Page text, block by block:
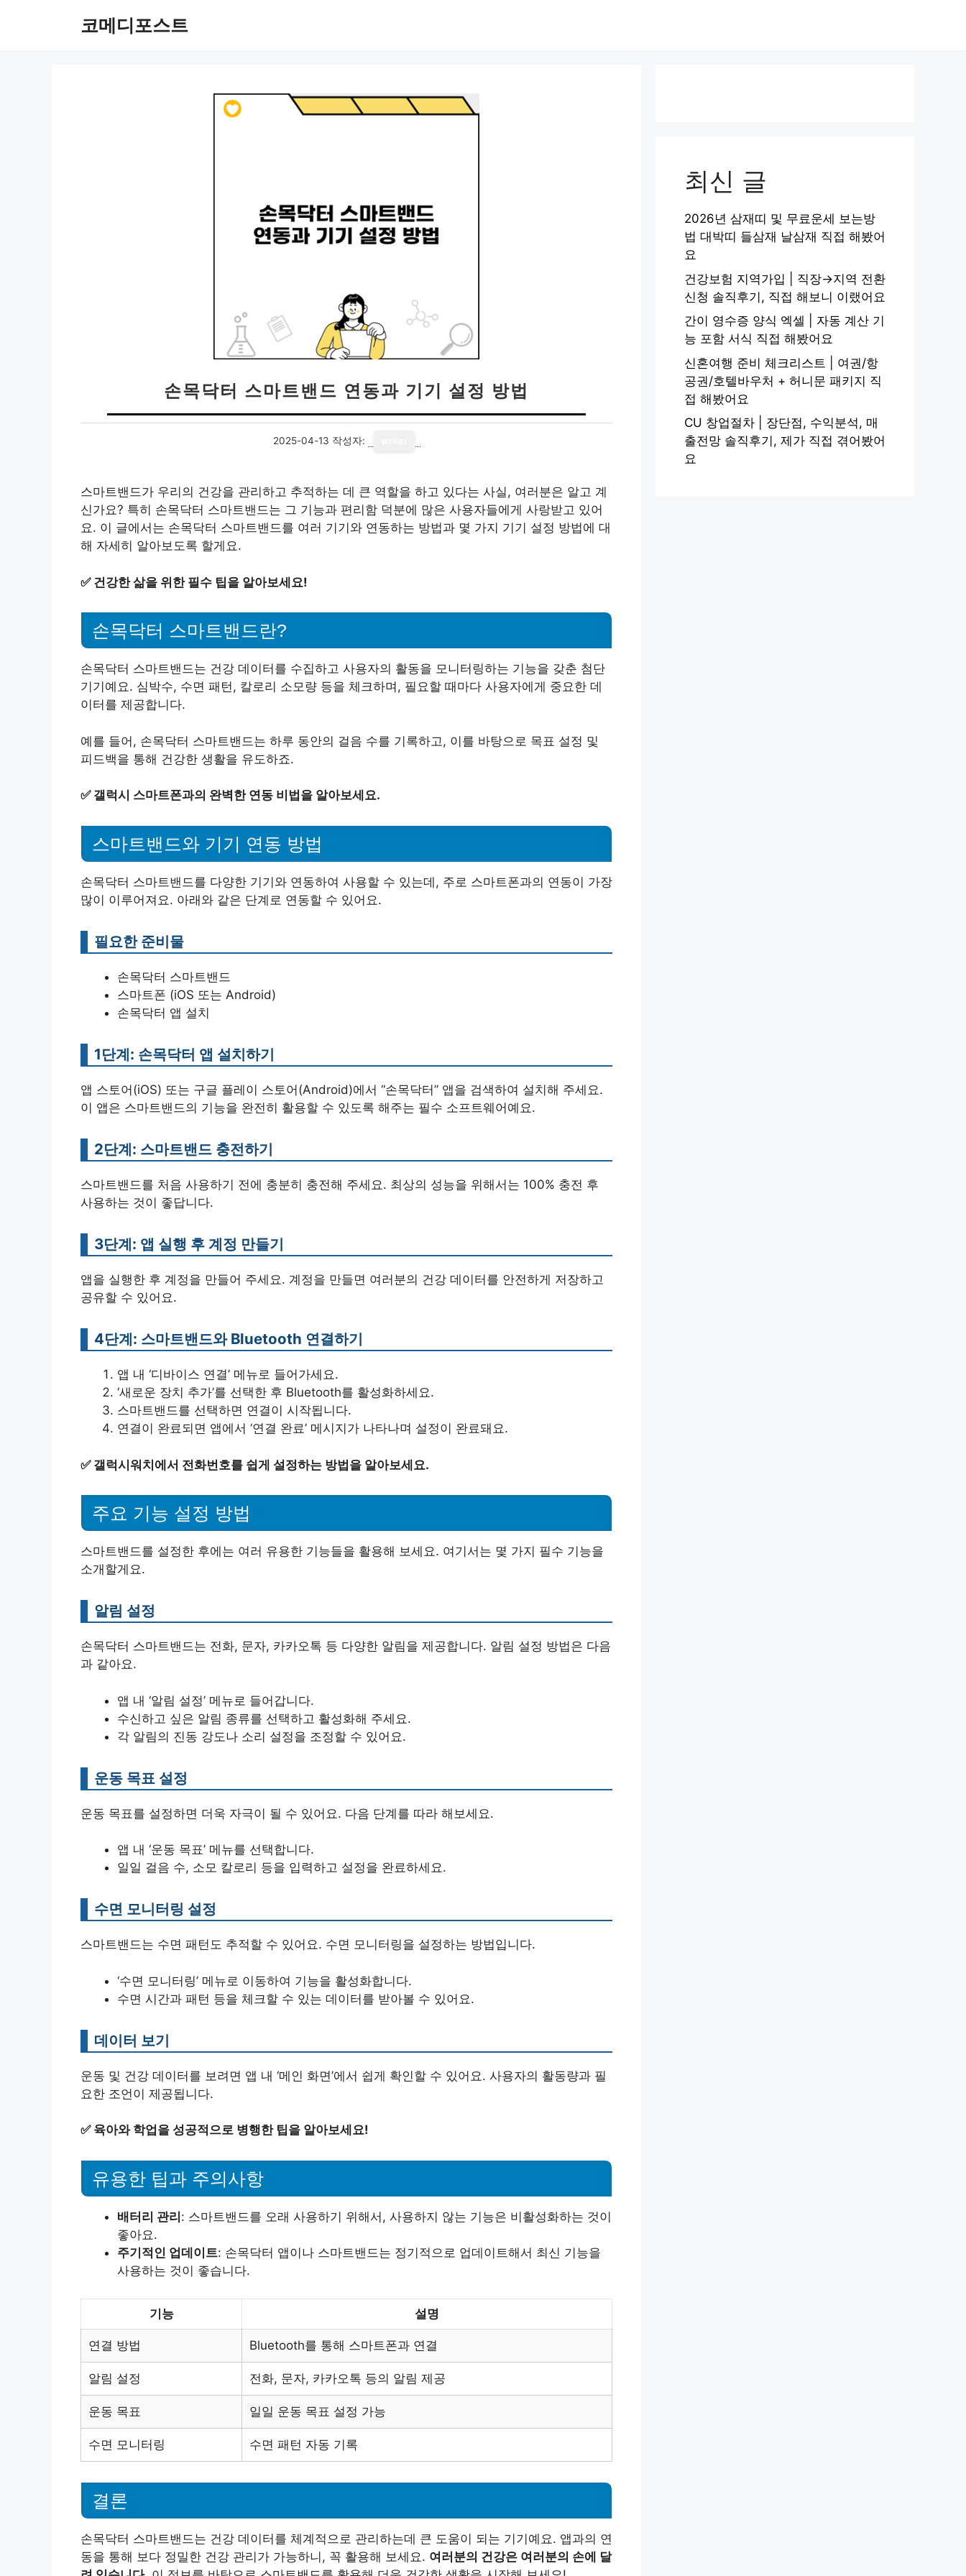
코메디포스트
손목닥터 스마트밴드 연동과 기기 설정 방법
2025-04-13 작성자:
스마트밴드가 우리의 건강을 관리하고 추적하는 데 큰 역할을 하고 있다는 사실, 여러분은 알고 계
신가요? 특히 손목닥터 스마트밴드는 그 기능과 편리함 덕분에 많은 사용자들에게 사랑받고 있어
요. 이 글에서는 손목닥터 스마트밴드를 여러 기기와 연동하는 방법과 몇 가지 기기 설정 방법에 대
해 자세히 알아보도록 할게요.
✅ 건강한 삶을 위한 필수 팁을 알아보세요!
손목닥터 스마트밴드란?
손목닥터 스마트밴드는 건강 데이터를 수집하고 사용자의 활동을 모니터링하는 기능을 갖춘 첨단
기기예요. 심박수, 수면 패턴, 칼로리 소모량 등을 체크하며, 필요할 때마다 사용자에게 중요한 데
이터를 제공합니다.
예를 들어, 손목닥터 스마트밴드는 하루 동안의 걸음 수를 기록하고, 이를 바탕으로 목표 설정 및
피드백을 통해 건강한 생활을 유도하죠.
✅ 갤럭시 스마트폰과의 완벽한 연동 비법을 알아보세요.
스마트밴드와 기기 연동 방법
손목닥터 스마트밴드를 다양한 기기와 연동하여 사용할 수 있는데, 주로 스마트폰과의 연동이 가장
많이 이루어져요. 아래와 같은 단계로 연동할 수 있어요.
필요한 준비물
손목닥터 스마트밴드
스마트폰 (iOS 또는 Android)
손목닥터 앱 설치
1단계: 손목닥터 앱 설치하기
앱 스토어(iOS) 또는 구글 플레이 스토어(Android)에서 “손목닥터” 앱을 검색하여 설치해 주세요.
이 앱은 스마트밴드의 기능을 완전히 활용할 수 있도록 해주는 필수 소프트웨어예요.
2단계: 스마트밴드 충전하기
스마트밴드를 처음 사용하기 전에 충분히 충전해 주세요. 최상의 성능을 위해서는 100% 충전 후
사용하는 것이 좋답니다.
3단계: 앱 실행 후 계정 만들기
앱을 실행한 후 계정을 만들어 주세요. 계정을 만들면 여러분의 건강 데이터를 안전하게 저장하고
공유할 수 있어요.
4단계: 스마트밴드와 Bluetooth 연결하기
앱 내 ‘디바이스 연결’ 메뉴로 들어가세요.
‘새로운 장치 추가’를 선택한 후 Bluetooth를 활성화하세요.
스마트밴드를 선택하면 연결이 시작됩니다.
연결이 완료되면 앱에서 ‘연결 완료’ 메시지가 나타나며 설정이 완료돼요.
✅ 갤럭시워치에서 전화번호를 쉽게 설정하는 방법을 알아보세요.
주요 기능 설정 방법
스마트밴드를 설정한 후에는 여러 유용한 기능들을 활용해 보세요. 여기서는 몇 가지 필수 기능을
소개할게요.
알림 설정
손목닥터 스마트밴드는 전화, 문자, 카카오톡 등 다양한 알림을 제공합니다. 알림 설정 방법은 다음
과 같아요.
앱 내 ‘알림 설정’ 메뉴로 들어갑니다.
수신하고 싶은 알림 종류를 선택하고 활성화해 주세요.
각 알림의 진동 강도나 소리 설정을 조정할 수 있어요.
운동 목표 설정
운동 목표를 설정하면 더욱 자극이 될 수 있어요. 다음 단계를 따라 해보세요.
앱 내 ‘운동 목표’ 메뉴를 선택합니다.
일일 걸음 수, 소모 칼로리 등을 입력하고 설정을 완료하세요.
수면 모니터링 설정
스마트밴드는 수면 패턴도 추적할 수 있어요. 수면 모니터링을 설정하는 방법입니다.
‘수면 모니터링’ 메뉴로 이동하여 기능을 활성화합니다.
수면 시간과 패턴 등을 체크할 수 있는 데이터를 받아볼 수 있어요.
데이터 보기
운동 및 건강 데이터를 보려면 앱 내 ‘메인 화면’에서 쉽게 확인할 수 있어요. 사용자의 활동량과 필
요한 조언이 제공됩니다.
✅ 육아와 학업을 성공적으로 병행한 팁을 알아보세요!
유용한 팁과 주의사항
배터리 관리 : 스마트밴드를 오래 사용하기 위해서, 사용하지 않는 기능은 비활성화하는 것이
좋아요.
주기적인 업데이트: 손목닥터 앱이나 스마트밴드는 정기적으로 업데이트해서 최신 기능을
사용하는 것이 좋습니다.
기능 설명
연결 방법 Bluetooth를 통해 스마트폰과 연결
알림 설정 전화, 문자, 카카오톡 등의 알림 제공
운동 목표 일일 운동 목표 설정 가능
수면 모니터링 수면 패턴 자동 기록
결론
손목닥터 스마트밴드는 건강 데이터를 체계적으로 관리하는데 큰 도움이 되는 기기예요. 앱과의 연
동을 통해 보다 정밀한 건강 관리가 가능하니, 꼭 활용해 보세요. 여러분의 건강은 여러분의 손에 달
최신 글
2026년 삼재띠 및 무료운세 보는방
법 대박띠 들삼재 날삼재 직접 해봤어
요
건강보험 지역가입 | 직장→지역 전환
신청 솔직후기, 직접 해보니 이랬어요
간이 영수증 양식 엑셀 | 자동 계산 기
능 포함 서식 직접 해봤어요
신혼여행 준비 체크리스트 | 여권/항
공권/호텔바우처 + 허니문 패키지 직
접 해봤어요
CU 창업절차 | 장단점, 수익분석, 매
출전망 솔직후기, 제가 직접 겪어봤어
요